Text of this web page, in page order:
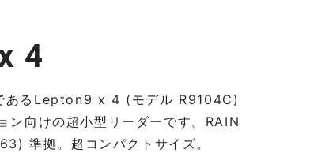
4
あるLepton9 x 4 (モデル R9104C)
ン向けの超小型リーダーです。RAIN
準拠。超コンパクトサイズ。